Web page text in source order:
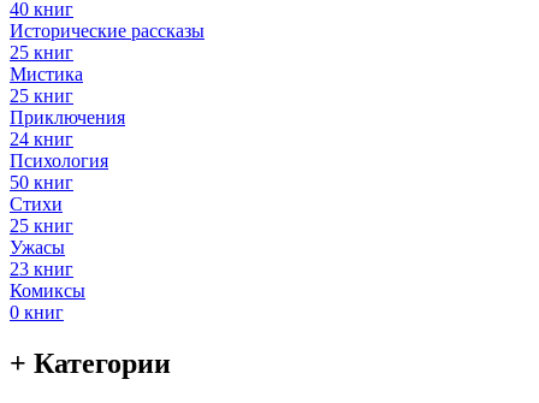
40 книг
Исторические рассказы
25 книг
Мистика
25 книг
Приключения
24 книг
Психология
50 книг
Стихи
25 книг
Ужасы
23 книг
Комиксы
0 книг
+ Категории